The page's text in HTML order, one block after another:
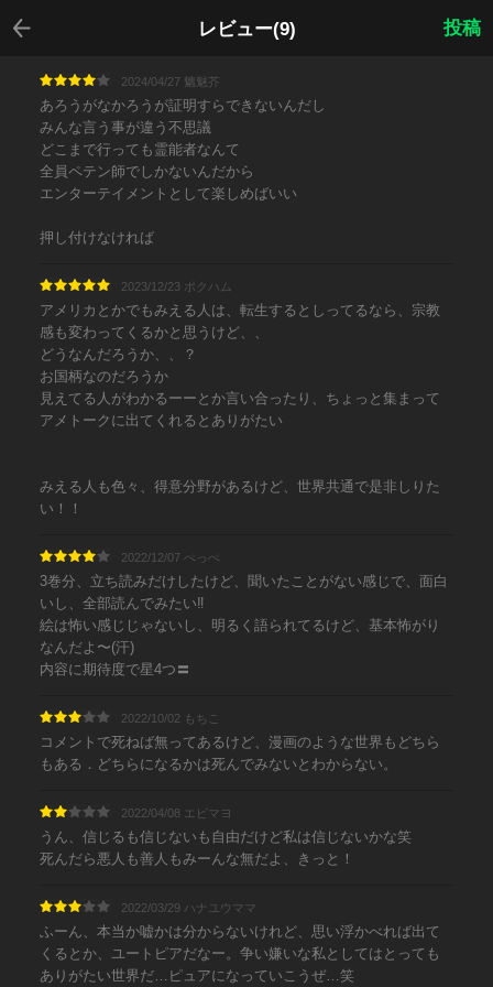
レビュー(9)
戻る
投稿
2024/04/27 魑魅芥
あろうがなかろうが証明すらできないんだし
みんな言う事が違う不思議
どこまで行っても霊能者なんて
全員ペテン師でしかないんだから
エンターテイメントとして楽しめばいい
押し付けなければ
2023/12/23 ポクハム
アメリカとかでもみえる人は、転生するとしってるなら、宗教
感も変わってくるかと思うけど、、
どうなんだろうか、、？
お国柄なのだろうか
見えてる人がわかるーーとか言い合ったり、ちょっと集まって
アメトークに出てくれるとありがたい
みえる人も色々、得意分野があるけど、世界共通で是非しりた
い！！
2022/12/07 ぺっぺ
3巻分、立ち読みだけしたけど、聞いたことがない感じで、面白
いし、全部読んでみたい‼︎
絵は怖い感じじゃないし、明るく語られてるけど、基本怖がり
なんだよ〜(汗)
内容に期待度で星4つ〓
2022/10/02 もちこ
コメントで死ねば無ってあるけど、漫画のような世界もどちら
もある．どちらになるかは死んでみないとわからない。
2022/04/08 エビマヨ
うん、信じるも信じないも自由だけど私は信じないかな笑
死んだら悪人も善人もみーんな無だよ、きっと！
2022/03/29 ハナユウママ
ふーん、本当か嘘かは分からないけれど、思い浮かべれば出て
くるとか、ユートピアだなー。争い嫌いな私としてはとっても
ありがたい世界だ…ピュアになっていこうぜ…笑